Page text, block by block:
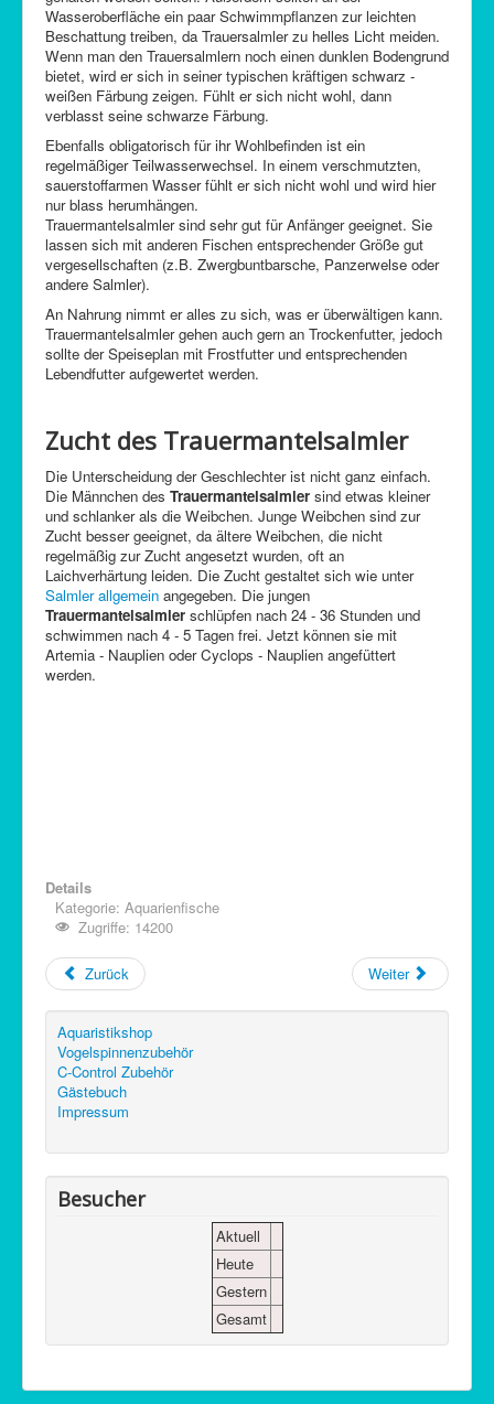
Wasseroberfläche ein paar Schwimmpflanzen zur leichten
Beschattung treiben, da Trauersalmler zu helles Licht meiden.
Wenn man den Trauersalmlern noch einen dunklen Bodengrund
bietet, wird er sich in seiner typischen kräftigen schwarz -
weißen Färbung zeigen. Fühlt er sich nicht wohl, dann
verblasst seine schwarze Färbung.
Ebenfalls obligatorisch für ihr Wohlbefinden ist ein
regelmäßiger Teilwasserwechsel. In einem verschmutzten,
sauerstoffarmen Wasser fühlt er sich nicht wohl und wird hier
nur blass herumhängen.
Trauermantelsalmler sind sehr gut für Anfänger geeignet. Sie
lassen sich mit anderen Fischen entsprechender Größe gut
vergesellschaften (z.B. Zwergbuntbarsche, Panzerwelse oder
andere Salmler).
An Nahrung nimmt er alles zu sich, was er überwältigen kann.
Trauermantelsalmler gehen auch gern an Trockenfutter, jedoch
sollte der Speiseplan mit Frostfutter und entsprechenden
Lebendfutter aufgewertet werden.
Zucht des Trauermantelsalmler
Die Unterscheidung der Geschlechter ist nicht ganz einfach.
Die Männchen des Trauermantelsalmler sind etwas kleiner
und schlanker als die Weibchen. Junge Weibchen sind zur
Zucht besser geeignet, da ältere Weibchen, die nicht
regelmäßig zur Zucht angesetzt wurden, oft an
Laichverhärtung leiden. Die Zucht gestaltet sich wie unter
Salmler allgemein angegeben. Die jungen
Trauermantelsalmler schlüpfen nach 24 - 36 Stunden und
schwimmen nach 4 - 5 Tagen frei. Jetzt können sie mit
Artemia - Nauplien oder Cyclops - Nauplien angefüttert
werden.
Details
Kategorie: Aquarienfische
Zugriffe: 14200
Zurück Weiter
Aquaristikshop
Vogelspinnenzubehör
C-Control Zubehör
Gästebuch
Impressum
Besucher
Aktuell
Heute
Gestern
Gesamt